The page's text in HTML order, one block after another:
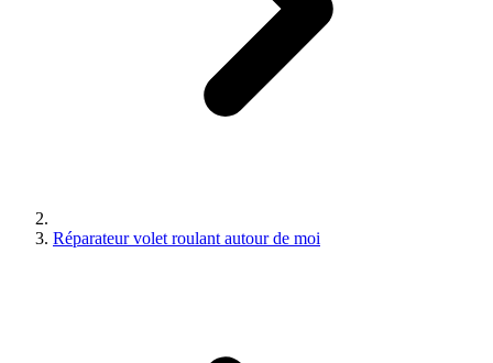
Réparateur volet roulant autour de moi